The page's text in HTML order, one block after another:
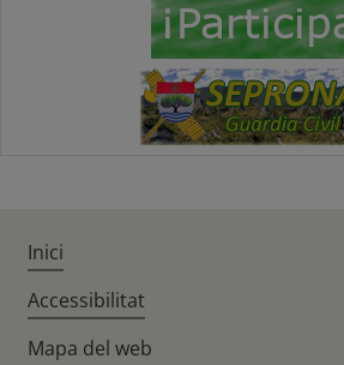
Inici
Accessibilitat
Mapa del web